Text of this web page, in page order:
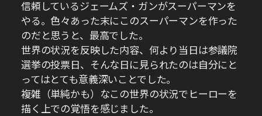
信頼しているジェームズ・ガンがスーパーマンを
やる。色々あった末にこのスーパーマンを作った
のだと思うと、最高でした。
世界の状況を反映した内容、何より当日は参議院
選挙の投票日、そんな日に見られたのは自分にと
ってはとても意義深いことでした。
複雑（単純かも）なこの世界の状況でヒーローを
描く上での覚悟を感じました。